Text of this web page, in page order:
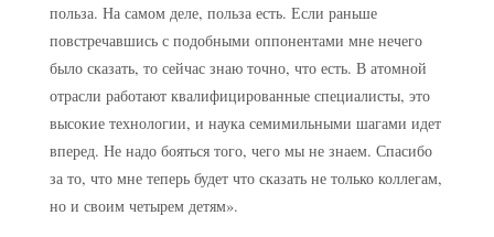
польза. На самом деле, польза есть. Если раньше
повстречавшись с подобными оппонентами мне нечего
было сказать, то сейчас знаю точно, что есть. В атомной
отрасли работают квалифицированные специалисты, это
высокие технологии, и наука семимильными шагами идет
вперед. Не надо бояться того, чего мы не знаем. Спасибо
за то, что мне теперь будет что сказать не только коллегам,
но и своим четырем детям».